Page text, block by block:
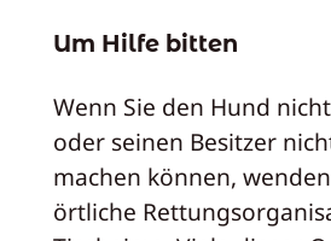
Um Hilfe bitten
Wenn Sie den Hund
oder seinen Besitzer
machen können,
örtliche